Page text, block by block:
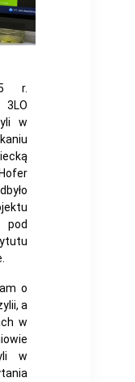
r.
3LO
w
o
a
w
w